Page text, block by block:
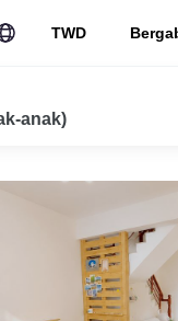
TWD
anak)